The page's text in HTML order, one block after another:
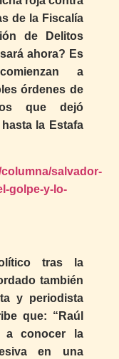
de la Fiscalía
de Delitos
ahora? Es
a
órdenes de
que dejó
la Estafa
salvador-
golpe-y-lo-
tras la
también
y periodista
que: “Raúl
a conocer la
en una